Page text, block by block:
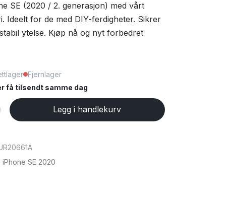
SE (2020 / 2. generasjon) med vårt
Ideelt for de med DIY-ferdigheter. Sikrer
ytelse. Kjøp nå og nyt forbedret
Fjernlager
få tilsendt samme dag
Legg i handlekurv
iPhone SE 2020